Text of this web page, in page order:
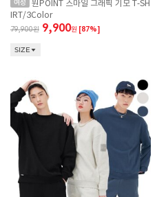
원POINT 스마일 그래픽 기모 T-SH
IRT/3Color
79,900 9,900원 [87%]
SIZE